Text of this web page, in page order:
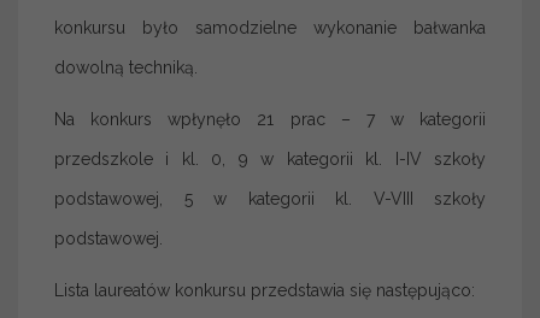
konkursu było samodzielne wykonanie bałwanka
dowolną techniką.
Na konkurs wpłynęło 21 prac – 7 w kategorii
przedszkole i kl. 0, 9 w kategorii kl. I-IV szkoły
podstawowej, 5 w kategorii kl. V-VIII szkoły
podstawowej.
Lista laureatów konkursu przedstawia się następująco: